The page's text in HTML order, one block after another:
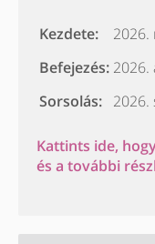
Kezdete:
2026.
Befejezés: 2026.
Sorsolás: 2026.
Kattints ide,
és a további